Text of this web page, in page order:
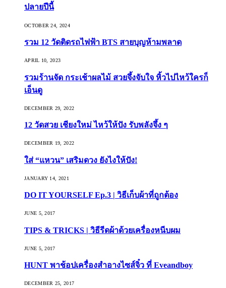
ปลายปีนี้
OCTOBER 24, 2024
รวม 12 วัดติดรถไฟฟ้า BTS สายบุญห้ามพลาด
APRIL 10, 2023
รวมร้านจัด กระเช้าผลไม้ สวยจึ้งจับใจ หิ้วไปไหว้ใครก็
เอ็นดู
DECEMBER 29, 2022
12 วัดสวย เชียงใหม่ ไหว้ให้ปัง รับพลังจึ้ง ๆ
DECEMBER 19, 2022
ใส่ “แหวน” เสริมดวง ยังไงให้ปัง!
JANUARY 14, 2021
DO IT YOURSELF Ep.3 | วิธีเก็บผ้าที่ถูกต้อง
JUNE 5, 2017
TIPS & TRICKS | วิธีรีดผ้าด้วยเครื่องหนีบผม
JUNE 5, 2017
HUNT พาช้อปเครื่องสำอางไซส์จิ๋ว ที่ Eveandboy
DECEMBER 25, 2017